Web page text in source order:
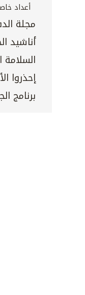
أعداد
مجلة
أناشيد
السلامة
إحذروا
برنامج